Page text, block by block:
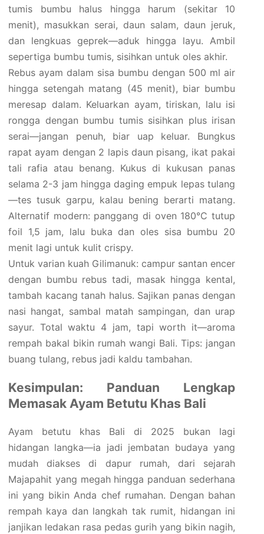
tumis bumbu halus hingga harum (sekitar 10
menit), masukkan serai, daun salam, daun jeruk,
dan lengkuas geprek—aduk hingga layu. Ambil
sepertiga bumbu tumis, sisihkan untuk oles akhir.
Rebus ayam dalam sisa bumbu dengan 500 ml air
hingga setengah matang (45 menit), biar bumbu
meresap dalam. Keluarkan ayam, tiriskan, lalu isi
rongga dengan bumbu tumis sisihkan plus irisan
serai—jangan penuh, biar uap keluar. Bungkus
rapat ayam dengan 2 lapis daun pisang, ikat pakai
tali rafia atau benang. Kukus di kukusan panas
selama 2-3 jam hingga daging empuk lepas tulang
—tes tusuk garpu, kalau bening berarti matang.
Alternatif modern: panggang di oven 180°C tutup
foil 1,5 jam, lalu buka dan oles sisa bumbu 20
menit lagi untuk kulit crispy.
Untuk varian kuah Gilimanuk: campur santan encer
dengan bumbu rebus tadi, masak hingga kental,
tambah kacang tanah halus. Sajikan panas dengan
nasi hangat, sambal matah sampingan, dan urap
sayur. Total waktu 4 jam, tapi worth it—aroma
rempah bakal bikin rumah wangi Bali. Tips: jangan
buang tulang, rebus jadi kaldu tambahan.
Kesimpulan: Panduan Lengkap
Memasak Ayam Betutu Khas Bali
Ayam betutu khas Bali di 2025 bukan lagi
hidangan langka—ia jadi jembatan budaya yang
mudah diakses di dapur rumah, dari sejarah
Majapahit yang megah hingga panduan sederhana
ini yang bikin Anda chef rumahan. Dengan bahan
rempah kaya dan langkah tak rumit, hidangan ini
janjikan ledakan rasa pedas gurih yang bikin nagih,